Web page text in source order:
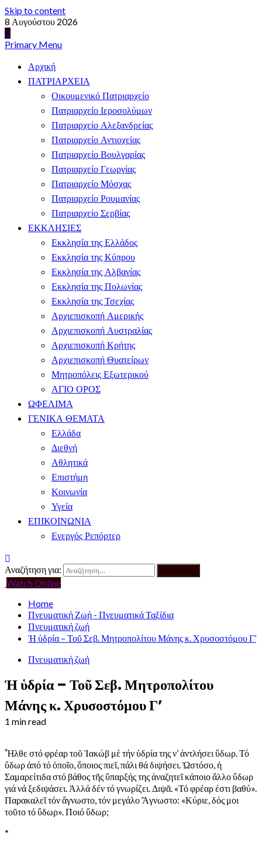
Skip to content
8 Αυγούστου 2026
Primary Menu
Αρχική
ΠΑΤΡΙΑΡΧΕΙΑ
Οικουμενικό Πατριαρχείο
Πατριαρχείο Ιεροσολύμων
Πατριαρχείο Αλεξανδρείας
Πατριαρχείο Αντιοχείας
Πατριαρχείο Βουλγαρίας
Πατριαρχείο Γεωργίας
Πατριαρχείο Μόσχας
Πατριαρχείο Ρουμανίας
Πατριαρχείο Σερβίας
ΕΚΚΛΗΣΙΕΣ
Εκκλησία της Ελλάδος
Εκκλησία της Κύπρου
Εκκλησία της Αλβανίας
Εκκλησία της Πολωνίας
Εκκλησία της Τσεχίας
Αρχιεπισκοπή Αμερικής
Αρχιεπισκοπή Αυστραλίας
Αρχιεπισκοπή Κρήτης
Αρχιεπισκοπή Θυατείρων
Μητροπόλεις Εξωτερικού
ΑΓΙΟ ΟΡΟΣ
ΩΦΕΛΙΜΑ
ΓΕΝΙΚΑ ΘΕΜΑΤΑ
Ελλάδα
Διεθνή
Αθλητικά
Επιστήμη
Κοινωνία
Υγεία
ΕΠΙΚΟΙΝΩΝΙΑ
Ενεργός Ρεπόρτερ
Αναζήτηση για:
Watch Online
Home
Πνευματική Ζωή - Πνευματικά Ταξίδια
Πνευματική ζωή
Ἡ ὑδρία – Τοῦ Σεβ. Μητροπολίτου Μάνης κ. Χρυσοστόμου Γ’
Πνευματική ζωή
Ἡ ὑδρία – Τοῦ Σεβ. Μητροπολίτου
Μάνης κ. Χρυσοστόμου Γ’
1 min read
Ἦλθε στό φρέαρ τοῦ Ἰακώβ μέ τήν ὑδρία της ν’ ἀντλήσει ὕδωρ. Τό
ὕδωρ ἀπό τό ὁποῖο, ὅποιος πιεῖ, πάλι θά διψήσει. Ὡστόσο, ἡ
Σαμαρείτιδα στό βάθος τῆς ὕπαρξής της ἀναζητεῖ κάποιο ἄλλο ὕδωρ
γιά νά ξεδιψάσει. Ἀλλά δέν τό γνωρίζει. Διψᾶ. «Τό φρέαρ ἐστι βαθύ».
Παρακαλεῖ τόν ἄγνωστο, τόν μεγάλο Ἄγνωστο: «Κύριε, δός μοι
τοῦτο τό ὕδωρ». Ποιό ὕδωρ;
*